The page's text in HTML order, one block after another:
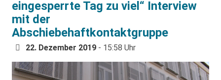
eingesperrte Tag zu viel“ Interview
mit der
Abschiebehaftkontaktgruppe
22. Dezember 2019 - 15:58 Uhr